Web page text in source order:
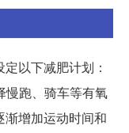
以下减肥计划：
慢跑、骑车等有氧
增加运动时间和